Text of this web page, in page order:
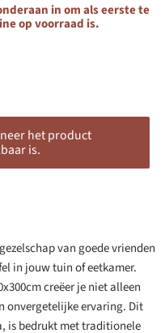
in om als eerste te
op voorraad is.
het product
is.
van goede vrienden
in jouw tuin of eetkamer.
creëer je niet alleen
onvergetelijke ervaring. Dit
is bedrukt met traditionele